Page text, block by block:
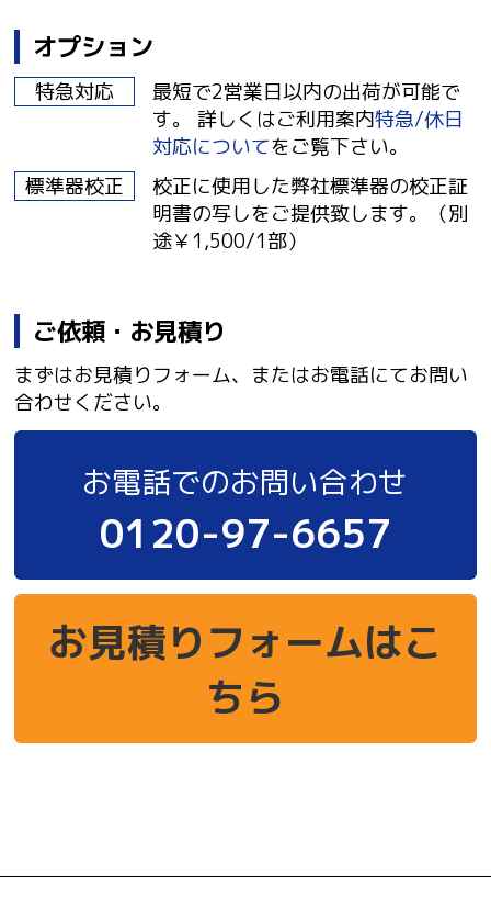
オプション
特急対応
最短で2営業日以内の出荷が可能で
す。 詳しくはご利用案内特急/休日
対応についてをご覧下さい。
標準器校正
校正に使用した弊社標準器の校正証
明書の写しをご提供致します。（別
途￥1,500/1部）
ご依頼・お見積り
まずはお見積りフォーム、またはお電話にてお問い
合わせください。
お電話でのお問い合わせ
0120-97-6657
お見積りフォームはこ
ちら